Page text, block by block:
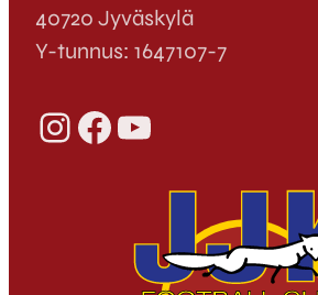
40720 Jyväskylä
Y-tunnus: 1647107-7
InstagramFacebook YouTube